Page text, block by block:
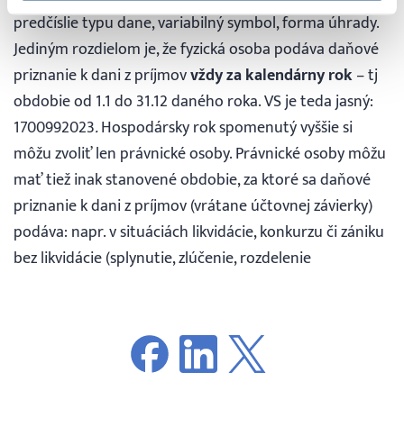
predčíslie typu dane, variabilný symbol, forma úhrady.
Jediným rozdielom je, že fyzická osoba podáva daňové
priznanie k dani z príjmovvždy za kalendárny rok– tj
obdobie od 1.1 do 31.12 daného roka. VS je teda jasný:
1700992023.Hospodársky rok spomenutý vyššie si
môžu zvoliť len právnické osoby. Právnické osoby môžu
mať tiež inak stanovené obdobie, za ktoré sa daňové
priznanie k dani z príjmov (vrátane účtovnej závierky)
podáva: napr. v situáciách likvidácie, konkurzu či zániku
bez likvidácie (splynutie, zlúčenie, rozdelenie